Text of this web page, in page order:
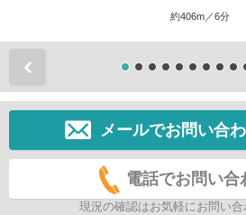
約406m／6分
メールでお問い合
電話でお問い合
現況の確認はお気軽にお問い合